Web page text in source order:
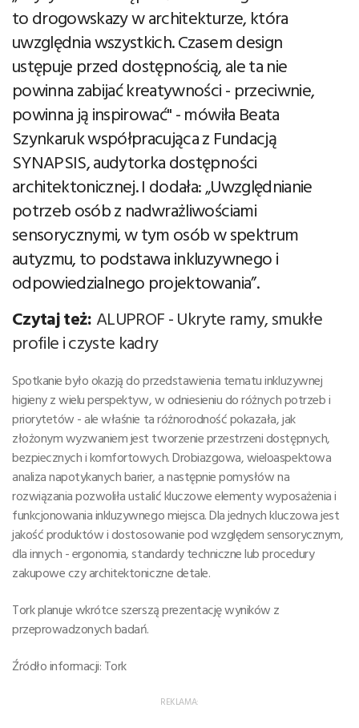
to drogowskazy w architekturze, która
uwzględnia wszystkich. Czasem design
ustępuje przed dostępnością, ale ta nie
powinna zabijać kreatywności - przeciwnie,
powinna ją inspirować" - mówiła Beata
Szynkaruk współpracująca z Fundacją
SYNAPSIS, audytorka dostępności
architektonicznej. I dodała: „Uwzględnianie
potrzeb osób z nadwrażliwościami
sensorycznymi, w tym osób w spektrum
autyzmu, to podstawa inkluzywnego i
odpowiedzialnego projektowania”.
Czytaj też: ALUPROF - Ukryte ramy, smukłe
profile i czyste kadry
Spotkanie było okazją do przedstawienia tematu inkluzywnej
higieny z wielu perspektyw, w odniesieniu do różnych potrzeb i
priorytetów - ale właśnie ta różnorodność pokazała, jak
złożonym wyzwaniem jest tworzenie przestrzeni dostępnych,
bezpiecznych i komfortowych. Drobiazgowa, wieloaspektowa
analiza napotykanych barier, a następnie pomysłów na
rozwiązania pozwoliła ustalić kluczowe elementy wyposażenia i
funkcjonowania inkluzywnego miejsca. Dla jednych kluczowa jest
jakość produktów i dostosowanie pod względem sensorycznym,
dla innych - ergonomia, standardy techniczne lub procedury
zakupowe czy architektoniczne detale.
Tork planuje wkrótce szerszą prezentację wyników z
przeprowadzonych badań.
Źródło informacji: Tork
REKLAMA: